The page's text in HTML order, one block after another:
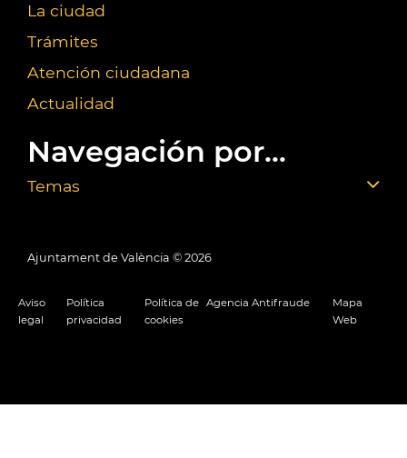
La ciudad
Trámites
Atención ciudadana
Actualidad
Navegación por...
Temas
Ajuntament de València © 2026
Aviso
legal
Política
privacidad
Política de
cookies
Agencia Antifraude
Mapa
Web